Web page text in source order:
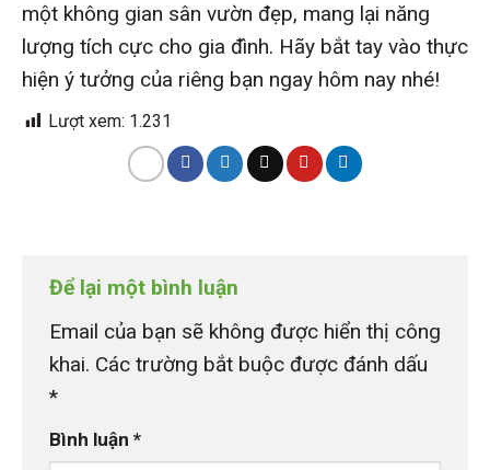
một không gian sân vườn đẹp, mang lại năng
lượng tích cực cho gia đình. Hãy bắt tay vào thực
hiện ý tưởng của riêng bạn ngay hôm nay nhé!
Lượt xem: 1.231
Để lại một bình luận
Email của bạn sẽ không được hiển thị công
khai. Các trường bắt buộc được đánh dấu
*
Bình luận *